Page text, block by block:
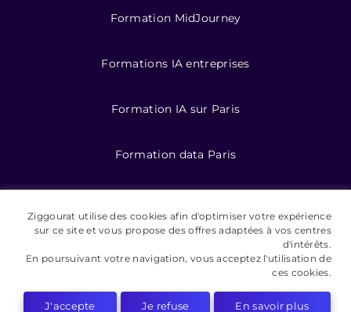
Formation MidJourney
Formations IA entreprises
Formation IA sur Paris
Formation data Paris
©️ 2026 Ziggourat formations
Ziggourat utilise des cookies afin d'optimiser votre expérience
sur ce site et vous propose des offres adaptées à vos centres
d'intérêts.
En poursuivant votre navigation, vous acceptez l'utilisation de
ces cookies.
J'accepte Je refuse En savoir plus